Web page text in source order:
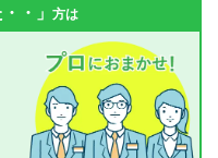
・」 方は